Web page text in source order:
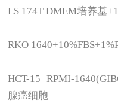
LS 174T DMEM培养基
RKO
HCT-15 RPMI-
腺癌细胞